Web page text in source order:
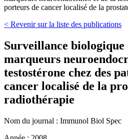
porteurs de cancer localisé de la
< Revenir sur la liste des publications
Surveillance biologique
marqueurs
testostérone chez des
cancer localisé de la
radiothérapie
Nom du journal : Immunol Biol Spec